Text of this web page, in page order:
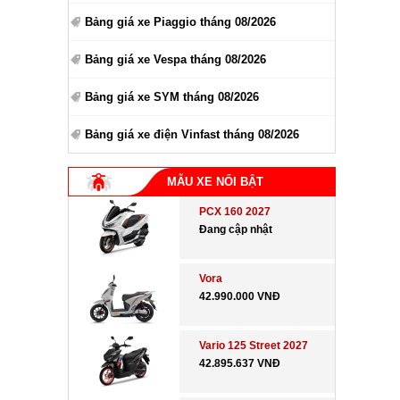
Bảng giá xe Piaggio tháng 08/2026
Bảng giá xe Vespa tháng 08/2026
Bảng giá xe SYM tháng 08/2026
Bảng giá xe điện Vinfast tháng 08/2026
MẪU XE NỔI BẬT
PCX 160 2027
Đang cập nhật
Vora
42.990.000 VNĐ
Vario 125 Street 2027
42.895.637 VNĐ